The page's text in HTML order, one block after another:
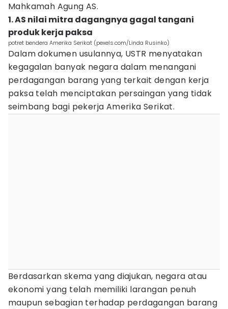
Mahkamah Agung AS.
1. AS nilai mitra dagangnya gagal tangani
produk kerja paksa
potret bendera Amerika Serikat (pexels.com/Linda Rusinko)
Dalam dokumen usulannya, USTR menyatakan
kegagalan banyak negara dalam menangani
perdagangan barang yang terkait dengan kerja
paksa telah menciptakan persaingan yang tidak
seimbang bagi pekerja Amerika Serikat.
Berdasarkan skema yang diajukan, negara atau
ekonomi yang telah memiliki larangan penuh
maupun sebagian terhadap perdagangan barang